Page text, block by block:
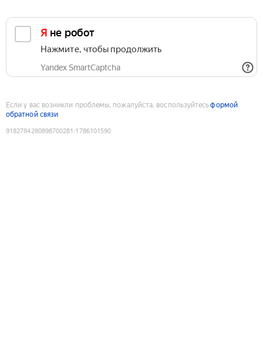
Я не робот
Нажмите, чтобы продолжить
Yandex SmartCaptcha
Если у вас возникли проблемы, пожалуйста, воспользуйтесьформой
обратной связи
9182784280898700281 :1786101590